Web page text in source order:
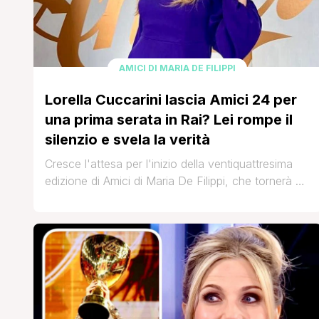
AMICI DI MARIA DE FILIPPI
Lorella Cuccarini lascia Amici 24 per
una prima serata in Rai? Lei rompe il
silenzio e svela la verità
Cresce l'attesa per l'inizio della ventiquattresima
edizione di Amici di Maria De Filippi, che tornerà su
prime indiscrezioni sui nomi di cantanti e ballerini
che potrebbero prendervi parte. Secondo quanto
riportato da MondoTV24, Samuele Riefoli (in [']